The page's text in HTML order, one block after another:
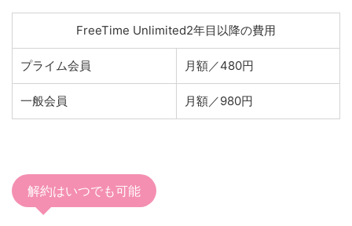
FreeTime Unlimited2年目以降の費用
プライム会員 月額／480円
一般会員 月額／980円
解約はいつでも可能